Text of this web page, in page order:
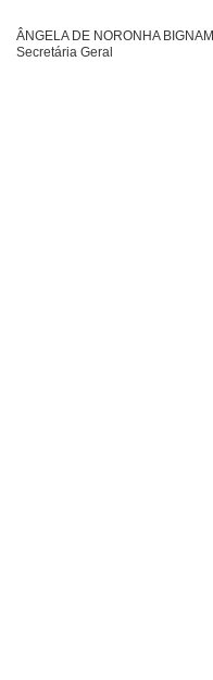
ÂNGELA DE NORONHA BIGNAMI
Secretária Geral